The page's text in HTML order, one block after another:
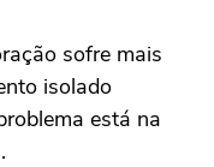
sofre mais
isolado
está na